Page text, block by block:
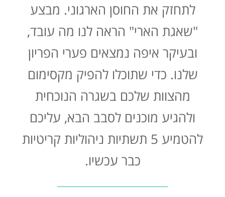
התנתקות
לתחזק את החוסן הארגוני. מבצע
"שאגת הארי" הראה לנו מה עובד,
ובעיקר איפה נמצאים פערי הפריון
שלנו. כדי שתוכלו להפיק מקסימום
מהצוות שלכם בשגרה הנוכחית
ולהגיע מוכנים לסבב הבא, עליכם
להטמיע 5 תשתיות ניהוליות קריטיות
כבר עכשיו.